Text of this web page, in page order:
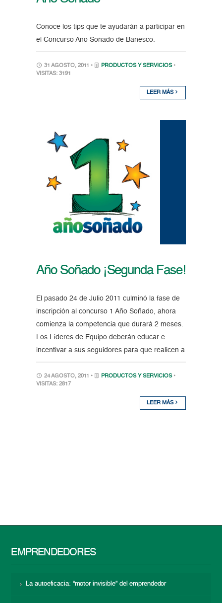
Conoce los tips que te ayudarán a participar en
el Concurso Año Soñado de Banesco.
31 AGOSTO, 2011 • PRODUCTOS Y SERVICIOS •
VISITAS: 3191
LEER MÁS
Año Soñado ¡Segunda Fase!
El pasado 24 de Julio 2011 culminó la fase de
inscripción al concurso 1 Año Soñado, ahora
comienza la competencia que durará 2 meses.
Los Líderes de Equipo deberán educar e
incentivar a sus seguidores para que realicen a
24 AGOSTO, 2011 • PRODUCTOS Y SERVICIOS •
VISITAS: 2817
LEER MÁS
EMPRENDEDORES
La autoeficacia: “motor invisible” del emprendedor